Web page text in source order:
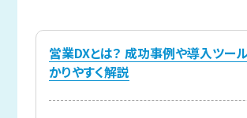
営業DXとは？ 成功事例や導入ツー
かりやすく解説